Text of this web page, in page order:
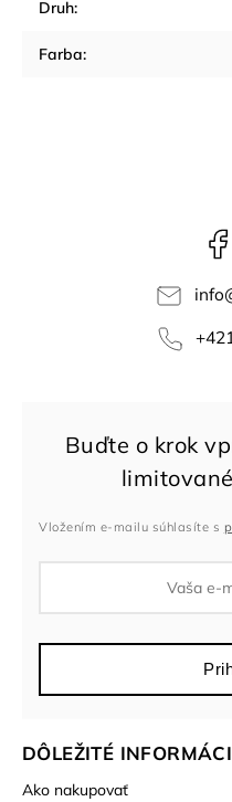
Druh:
Farba:
info
DÔLEŽITÉ
Ako nakupovať
Vložením e-mailu súhlasíte s